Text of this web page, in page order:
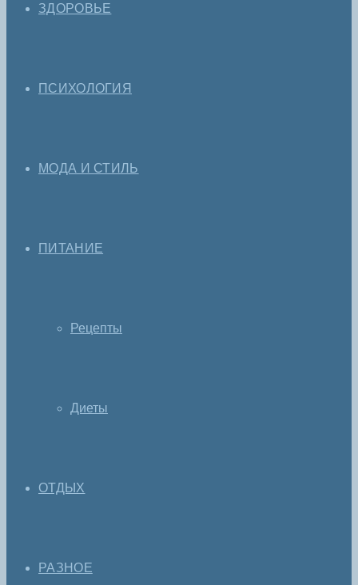
ЗДОРОВЬЕ
ПСИХОЛОГИЯ
МОДА И СТИЛЬ
ПИТАНИЕ
Рецепты
Диеты
ОТДЫХ
РАЗНОЕ